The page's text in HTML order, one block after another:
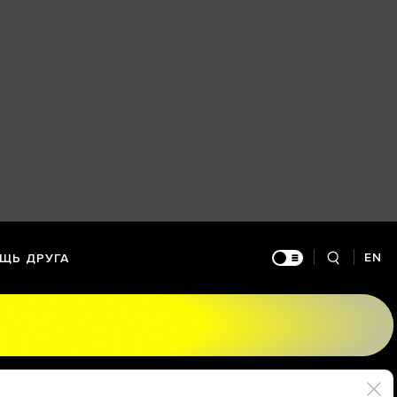
ДРУГА EN